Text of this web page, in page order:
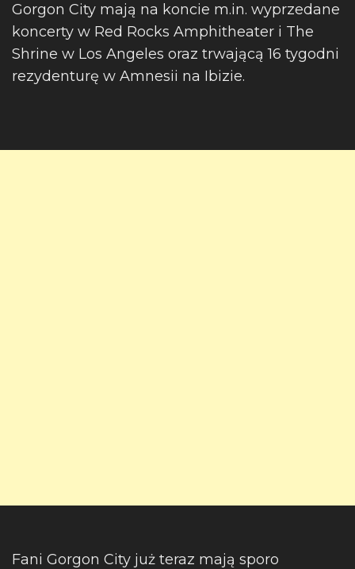
Gorgon City mają na koncie m.in. wyprzedane
koncerty w Red Rocks Amphitheater i The
Shrine w Los Angeles oraz trwającą 16 tygodni
rezydenturę w Amnesii na Ibizie.
Fani Gorgon City już teraz mają sporo